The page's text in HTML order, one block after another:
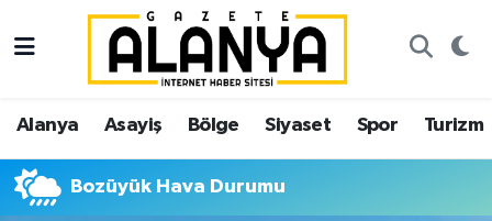
Alanya Asayiş Bölge Siyaset Spor Turizm
Bozüyük Hava Durumu
Alanya
Asayiş
Bölge
İstanbul Nöbetçi Eczaneler
İstanbul Hava Durumu
İstanbul Trafik Yoğunluk Haritası